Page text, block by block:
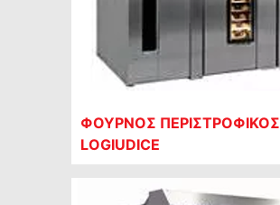
ΦΟΥΡΝΟΣ ΠΕΡΙΣΤΡΟΦΙΚΟΣ
LOGIUDICE